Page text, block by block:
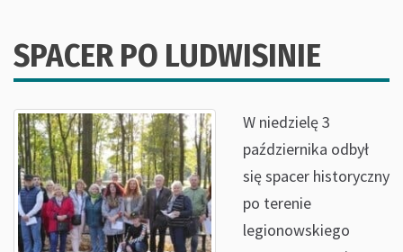
SPACER PO LUDWISINIE
W niedzielę 3
października odbył
się spacer historyczny
po terenie
legionowskiego